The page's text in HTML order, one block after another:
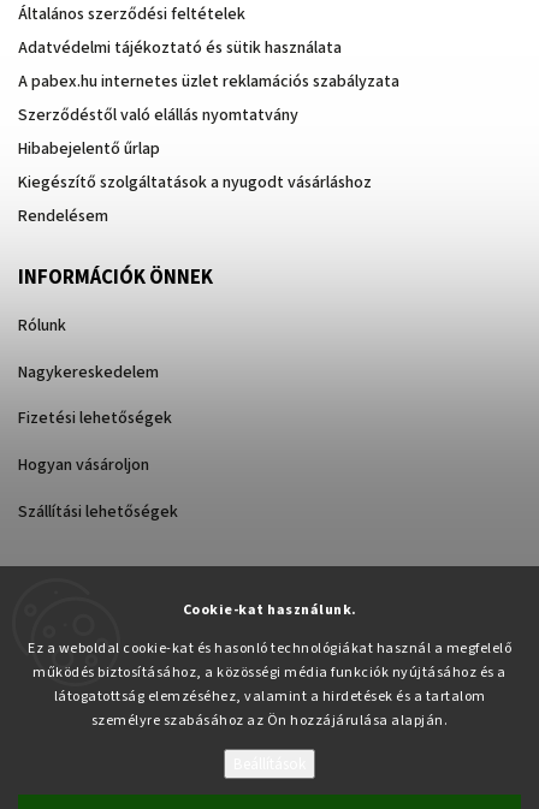
Cookie-kat használunk.
Ez a weboldal cookie-kat és hasonló technológiákat használ a megfelelő
működés biztosításához, a közösségi média funkciók nyújtásához és a
látogatottság elemzéséhez, valamint a hirdetések és a tartalom
személyre szabásához az Ön hozzájárulása alapján.
Általános szerződési feltételek
Adatvédelmi tájékoztató és sütik használata
A pabex.hu internetes üzlet reklamációs szabályzata
Szerződéstől való elállás nyomtatvány
Hibabejelentő űrlap
Kiegészítő szolgáltatások a nyugodt vásárláshoz
Rendelésem
INFORMÁCIÓK ÖNNEK
Rólunk
Nagykereskedelem
Fizetési lehetőségek
Hogyan vásároljon
Szállítási lehetőségek
Copyright 2026Pabex.hu. Minden jog fenntartva.